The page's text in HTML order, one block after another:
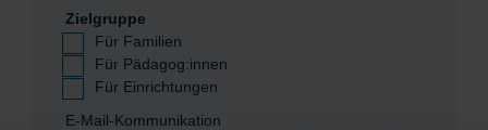
Zielgruppe
Für Familien
Für Pädagog:innen
Für Einrichtungen
E-Mail-Kommunikation